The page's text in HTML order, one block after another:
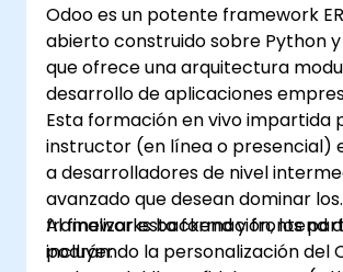
Odoo es un potente framework
abierto construido sobre Python
que ofrece una arquitectura
desarrollo de aplicaciones
Esta formación en vivo impartida
instructor (en línea o presencial)
a desarrolladores de nivel
avanzado que desean dominar los
frameworks backend y frontend
incluyendo la personalización del
Al finalizar esta formación, los
podrán: